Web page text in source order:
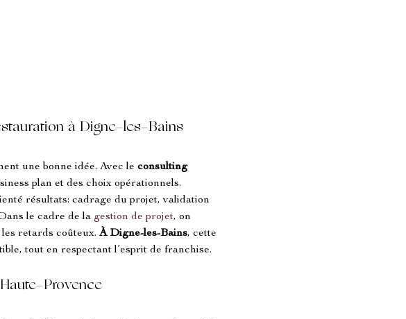
à Digne-les-Bains
une bonne idée. Avec le consulting
plan et des choix opérationnels.
résultats: cadrage du projet, validation
le cadre de la gestion de projet, on
retards coûteux. À Digne-les-Bains, cette
tout en respectant l’esprit de franchise.
Provence